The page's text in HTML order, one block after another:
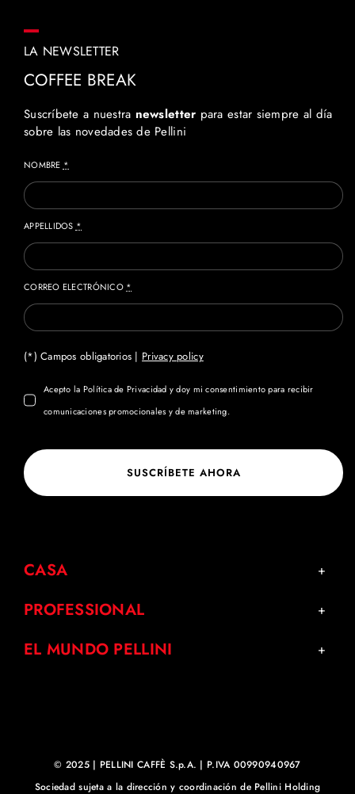
LA NEWSLETTER
COFFEE BREAK
Suscríbete a nuestra newsletter para estar siempre al día
sobre las novedades de Pellini
NOMBRE *
APPELLIDOS *
CORREO ELECTRÓNICO *
(*) Campos obligatorios | Privacy policy
Acepto la Política de Privacidad y doy mi consentimiento para recibir
comunicaciones promocionales y de marketing.
SUSCRÍBETE AHORA
CASA
PROFESSIONAL
EL MUNDO PELLINI
© 2025 | PELLINI CAFFÈ S.p.A. | P.IVA 00990940967
Sociedad sujeta a la dirección y coordinación de Pellini Holding